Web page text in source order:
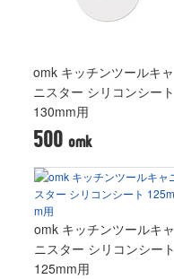
omk キッチンツールキャ
ニスター シリコンシート
130mm用
500
omk キッチンツールキャ
ニスター シリコンシート
125mm用